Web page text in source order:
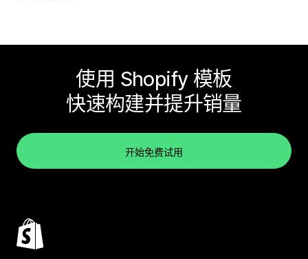
使用 Shopify 模板
快速构建并提升销量
开始免费试用